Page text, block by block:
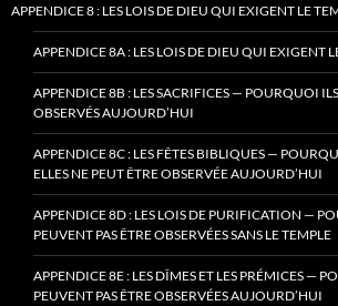
APPENDICE 8 : LES LOIS DE DIEU QUI EXIGENT LE
APPENDICE 8A : LES LOIS DE DIEU QUI EXIGENT
APPENDICE 8B : LES SACRIFICES — POURQUOI
OBSERVÉS AUJOURD’HUI
APPENDICE 8C : LES FÊTES BIBLIQUES —
ELLES NE PEUT ÊTRE OBSERVÉE AUJOURD’HUI
APPENDICE 8D : LES LOIS DE PURIFICATION —
PEUVENT PAS ÊTRE OBSERVÉES SANS LE TEMPLE
APPENDICE 8E : LES DÎMES ET LES PRÉMICES —
PEUVENT PAS ÊTRE OBSERVÉES AUJOURD’HUI